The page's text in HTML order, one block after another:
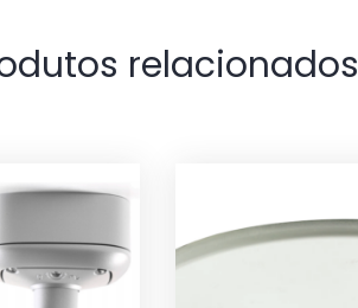
relacionados